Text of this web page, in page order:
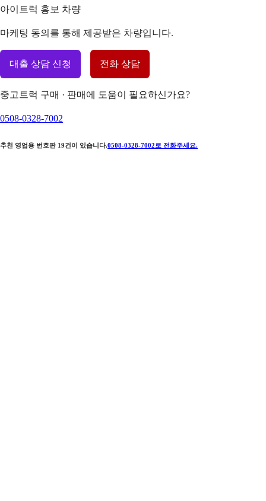
아이트럭 홍보 차량
마케팅 동의를 통해 제공받은 차량입니다.
대출 상담 신청 전화 상담
중고트럭 구매 · 판매에 도움이 필요하신가요?
0508-0328-7002
추천 영업용 번호판 19건이 있습니다.0508-0328-7002 로 전화주세요.